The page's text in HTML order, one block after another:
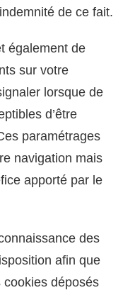
de ce fait.
également de
sur votre
lorsque de
d’être
paramétrages
navigation mais
apporté par le
des
afin que
déposés